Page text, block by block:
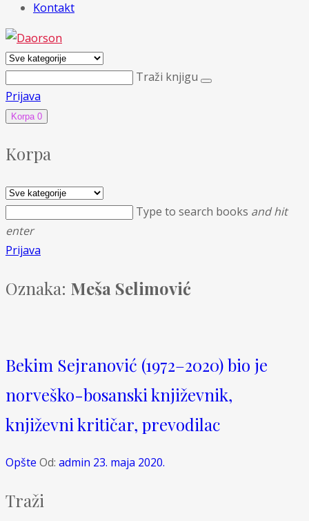
Kontakt
Traži knjigu
Prijava
Korpa 0
Korpa
Type to search books and hit
enter
Prijava
Oznaka: Meša Selimović
Bekim Sejranović (1972–2020) bio je
norveško-bosanski književnik,
književni kritičar, prevodilac
Opšte Od: admin 23. maja 2020.
Traži